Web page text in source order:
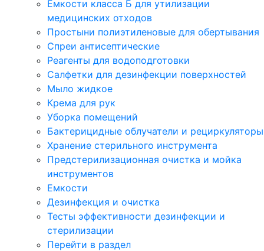
Емкости класса Б для утилизации
медицинских отходов
Простыни полиэтиленовые для обертывания
Спреи антисептические
Реагенты для водоподготовки
Салфетки для дезинфекции поверхностей
Мыло жидкое
Крема для рук
Уборка помещений
Бактерицидные облучатели и рециркуляторы
Хранение стерильного инструмента
Предстерилизационная очистка и мойка
инструментов
Емкости
Дезинфекция и очистка
Тесты эффективности дезинфекции и
стерилизации
Перейти в раздел